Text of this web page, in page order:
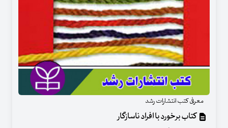
معرفی کتب انتشارات رشد
کتاب برخورد با افراد ناسازگار